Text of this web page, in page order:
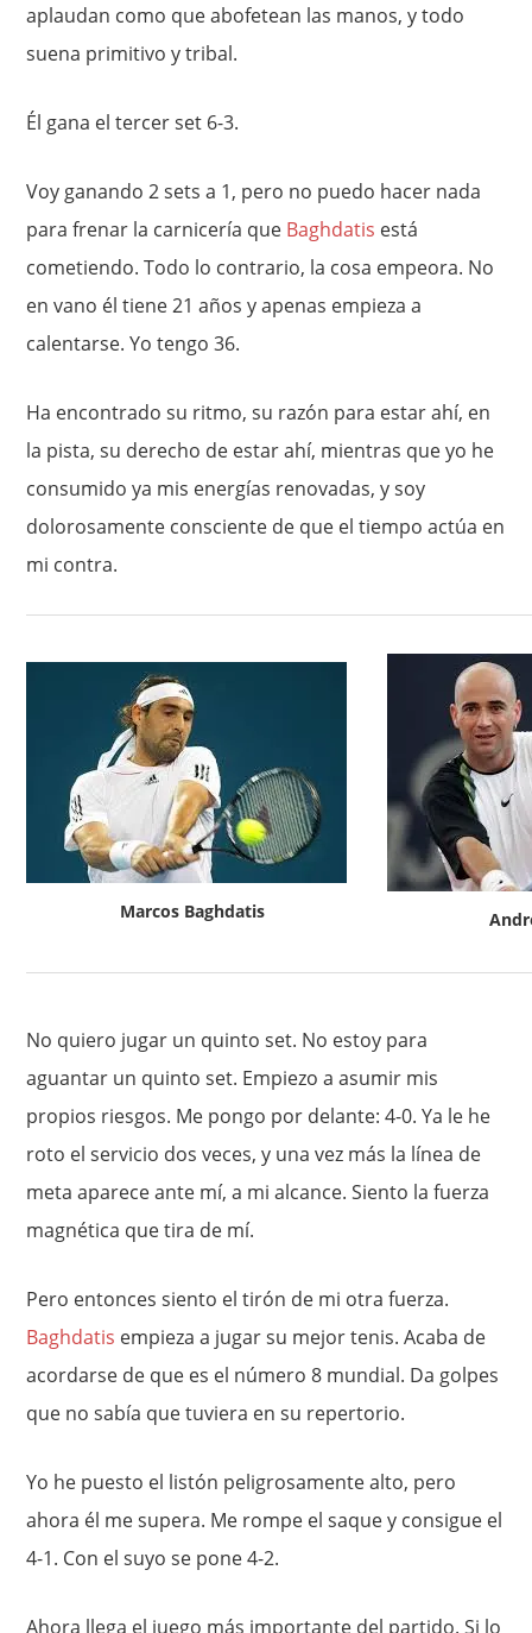
aplaudan como que abofetean las manos, y todo
suena primitivo y tribal.
Él gana el tercer set 6-3.
Voy ganando 2 sets a 1, pero no puedo hacer nada
para frenar la carnicería que Baghdatis está
cometiendo. Todo lo contrario, la cosa empeora. No
en vano él tiene 21 años y apenas empieza a
calentarse. Yo tengo 36.
Ha encontrado su ritmo, su razón para estar ahí, en
la pista, su derecho de estar ahí, mientras que yo he
consumido ya mis energías renovadas, y soy
dolorosamente consciente de que el tiempo actúa en
mi contra.
Marcos Baghdatis
No quiero jugar un quinto set. No estoy para
aguantar un quinto set. Empiezo a asumir mis
propios riesgos. Me pongo por delante: 4-0. Ya le he
roto el servicio dos veces, y una vez más la línea de
meta aparece ante mí, a mi alcance. Siento la fuerza
magnética que tira de mí.
Pero entonces siento el tirón de mi otra fuerza.
Baghdatis empieza a jugar su mejor tenis. Acaba de
acordarse de que es el número 8 mundial. Da golpes
que no sabía que tuviera en su repertorio.
Yo he puesto el listón peligrosamente alto, pero
ahora él me supera. Me rompe el saque y consigue el
4-1. Con el suyo se pone 4-2.
Ahora llega el juego más importante del partido. Si lo